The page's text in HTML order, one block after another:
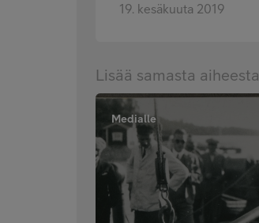
Lisää samasta aiheesta
Medialle
19. kesäkuuta 2019